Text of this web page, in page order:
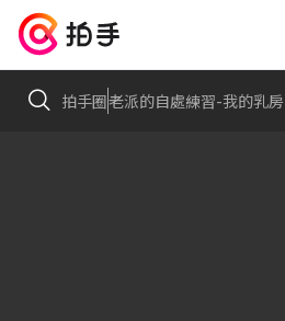
拍手圈老派的自處練習-我的乳